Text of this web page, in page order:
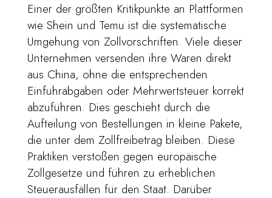
Einer der größten Kritikpunkte an Plattformen
wie Shein und Temu ist die systematische
Umgehung von Zollvorschriften. Viele dieser
Unternehmen versenden ihre Waren direkt
aus China, ohne die entsprechenden
Einfuhrabgaben oder Mehrwertsteuer korrekt
abzuführen. Dies geschieht durch die
Aufteilung von Bestellungen in kleine Pakete,
die unter dem Zollfreibetrag bleiben. Diese
Praktiken verstoßen gegen europäische
Zollgesetze und führen zu erheblichen
Steuerausfällen für den Staat. Darüber